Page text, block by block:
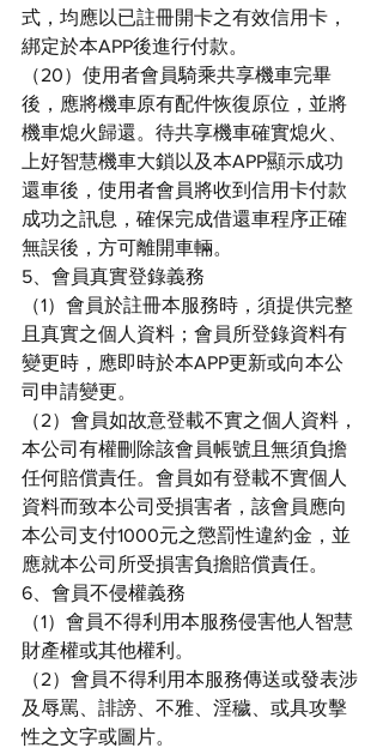
式，均應以已註冊開卡之有效信用卡，
綁定於本APP後進行付款。
（20）使用者會員騎乘共享機車完畢
後，應將機車原有配件恢復原位，並將
機車熄火歸還。待共享機車確實熄火、
上好智慧機車大鎖以及本APP顯示成功
還車後，使用者會員將收到信用卡付款
成功之訊息，確保完成借還車程序正確
無誤後，方可離開車輛。
5、會員真實登錄義務
（1）會員於註冊本服務時，須提供完整
且真實之個人資料；會員所登錄資料有
變更時，應即時於本APP更新或向本公
司申請變更。
（2）會員如故意登載不實之個人資料，
本公司有權刪除該會員帳號且無須負擔
任何賠償責任。會員如有登載不實個人
資料而致本公司受損害者，該會員應向
本公司支付1000元之懲罰性違約金，並
應就本公司所受損害負擔賠償責任。
6、會員不侵權義務
（1）會員不得利用本服務侵害他人智慧
財產權或其他權利。
（2）會員不得利用本服務傳送或發表涉
及辱罵、誹謗、不雅、淫穢、或具攻擊
性之文字或圖片。